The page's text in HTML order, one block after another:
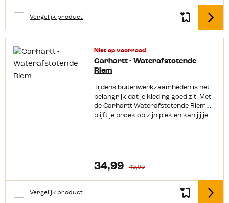
schroevenSoepel en slijtvast100% leer
Vergelijk product
Niet op voorraad
Carhartt - Waterafstotende
Riem
Tijdens buitenwerkzaamheden is het
belangrijk dat je kleding goed zit. Met
de Carhartt Waterafstotende Riem
blijft je broek op zijn plek en kan jij je
dagen of op het water. Daarnaast is
hij ook nog eens gemakkelijk schoon
te maken. De gesp is voorzien van een
speciale poedercoating waardoor
corrosie zoveel mogelijk voorkomen
34,99 49,99
Vergelijk product